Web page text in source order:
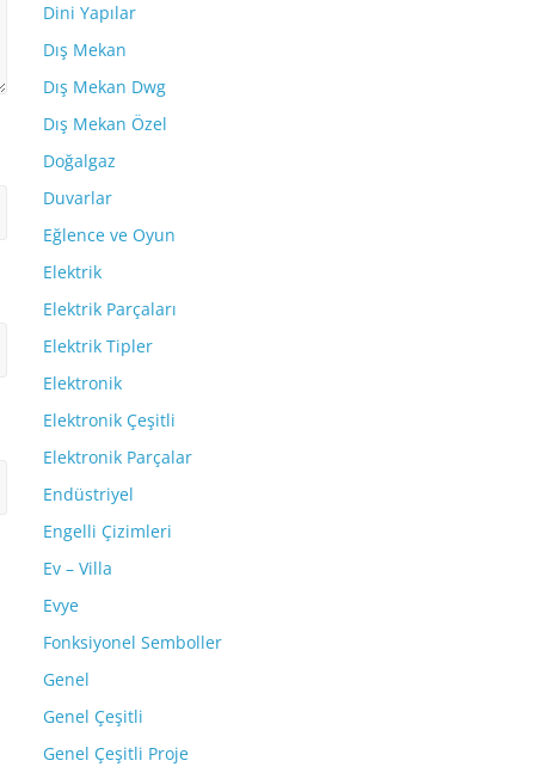
Dini Yapılar
Dış Mekan
Dış Mekan Dwg
Dış Mekan Özel
Doğalgaz
Duvarlar
Eğlence ve Oyun
Elektrik
Elektrik Parçaları
Elektrik Tipler
Elektronik
Elektronik Çeşitli
Elektronik Parçalar
Endüstriyel
Engelli Çizimleri
Ev – Villa
Evye
Fonksiyonel Semboller
Genel
Genel Çeşitli
Genel Çeşitli Proje